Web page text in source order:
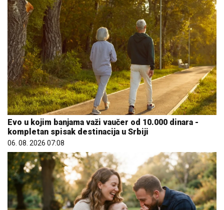
Evo u kojim banjama važi vaučer od 10.000 dinara -
kompletan spisak destinacija u Srbiji
06. 08. 2026 07:08